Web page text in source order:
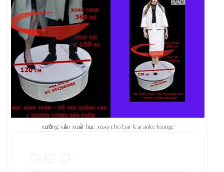
xưởng sản xuất bục xoay cho bar karaoke lounge